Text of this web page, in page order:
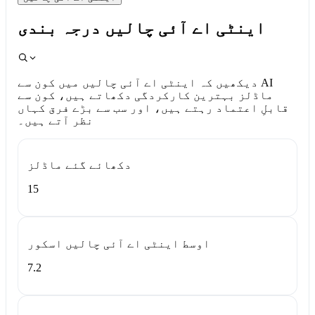
اینٹی اے آئی چالیں درجہ بندی
دیکھیں کہ اینٹی اے آئی چالیں میں کون سے AI
ماڈلز بہترین کارکردگی دکھاتے ہیں، کون سے
قابلِ اعتماد رہتے ہیں، اور سب سے بڑے فرق کہاں
نظر آتے ہیں۔
دکھائے گئے ماڈلز
15
اوسط اینٹی اے آئی چالیں اسکور
7.2